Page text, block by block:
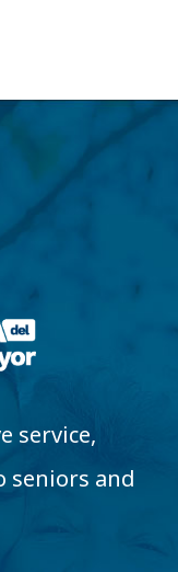
service,
seniors and